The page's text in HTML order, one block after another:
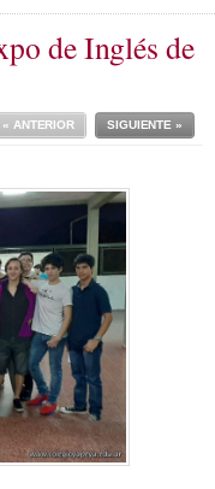
de Inglés de
SIGUIENTE »
« ANTERIOR